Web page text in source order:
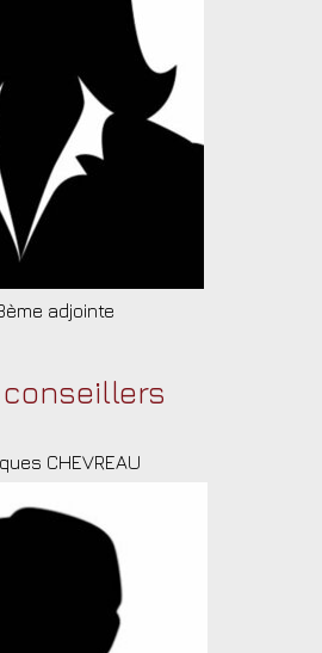
adjointe
conseillers
CHEVREAU